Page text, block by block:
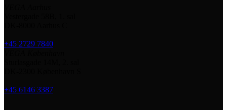
+45 2729 7840
+45 6146 3387